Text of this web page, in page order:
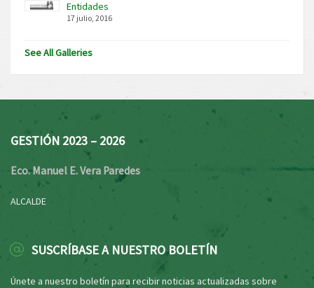
Entidades
17 julio, 2016
See All Galleries
GESTIÓN 2023 – 2026
Eco. Manuel E. Vera Paredes
ALCALDE
SUSCRÍBASE A NUESTRO BOLETÍN
Únete a nuestro boletín para recibir noticias actualizadas sobre